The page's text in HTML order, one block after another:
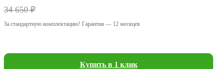
34 650 ₽
За стандартную комплектацию! Гарантия — 12 месяцев
Купить в 1 клик